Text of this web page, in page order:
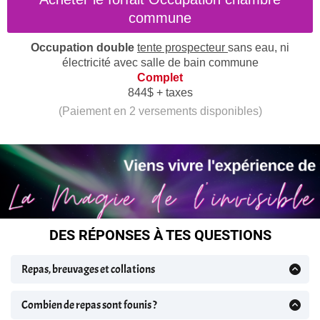
commune
Occupation double tente prospecteur sans eau, ni
électricité avec salle de bain commune
Complet
844$ + taxes
(Paiement en 2 versements disponibles)
DES RÉPONSES À TES QUESTIONS
Repas, breuvages et collations
proposés dans un espace accueillant de style cafétéria.
En plus des repas principaux, vous bénéficierez de
Combien de repas sont founis ?